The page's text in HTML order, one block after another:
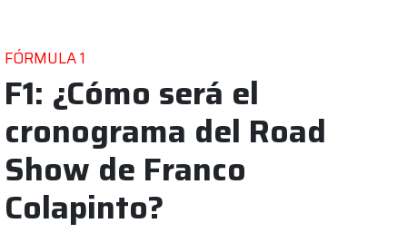
FÓRMULA 1
F1: ¿Cómo será el
cronograma del Road
Show de Franco
Colapinto?